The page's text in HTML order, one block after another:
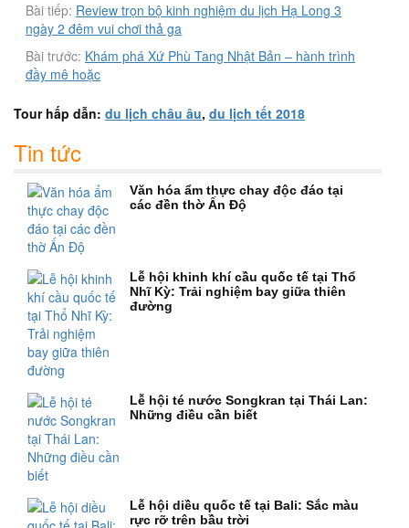
Bài tiếp: Review trọn bộ kinh nghiệm du lịch Hạ Long 3
ngày 2 đêm vui chơi thả ga
Bài trước: Khám phá Xứ Phù Tang Nhật Bản – hành trình
đầy mê hoặc
Tour hấp dẫn: du lịch châu âu, du lịch tết 2018
Tin tức
Văn hóa ẩm thực chay độc đáo tại
các đền thờ Ấn Độ
Lễ hội khinh khí cầu quốc tế tại Thổ
Nhĩ Kỳ: Trải nghiệm bay giữa thiên
đường
Lễ hội té nước Songkran tại Thái Lan:
Những điều cần biết
Lễ hội diều quốc tế tại Bali: Sắc màu
rực rỡ trên bầu trời